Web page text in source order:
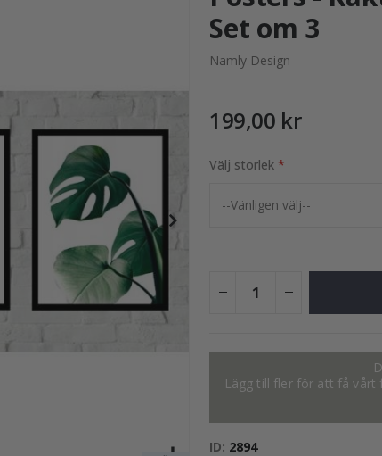
Set om 3
Namly Design
199,00 kr
Välj storlek
Lägg till fler för att få vårt
ID 2894